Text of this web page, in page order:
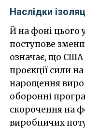
Наслідки
Й на фоні цього
поступове
означає, що США
проєкції сили
нарощення
оборонні
скорочення на
виробничих